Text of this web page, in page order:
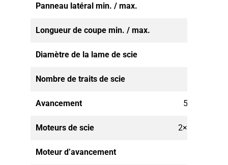
Panneau latéral min. / max.
Longueur de coupe min. / max.
Diamètre de la lame de scie
Nombre de traits de scie
Avancement 5 – 30 (40)
Moteurs de scie 2×30 + 2×22
Moteur d’avancement